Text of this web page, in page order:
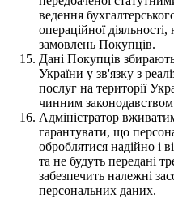
ведення
операційної
замовлень Покупців.
Дані Покупців
України у зв'язку з
послуг на території
чинним
Адміністратор
гарантувати, що
оброблятися надійно і
та не будуть передані
забезпечить належні
персональних даних.